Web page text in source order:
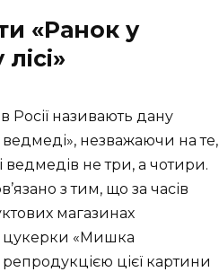
«Ранок у
Росії називають дану
незважаючи на те,
ведмедів не три, а чотири.
з тим, що за часів
магазинах
цукерки «Мишка
цієї картини